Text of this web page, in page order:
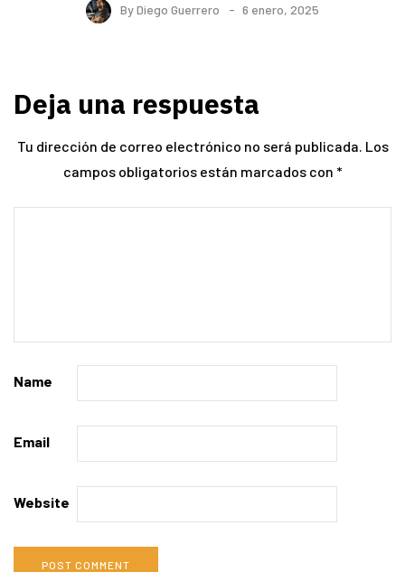
ByDiego Guerrero 6 enero, 2025
Deja una respuesta
Tu dirección de correo electrónico no será publicada. Los
campos obligatorios están marcados con *
Name
Email
Website